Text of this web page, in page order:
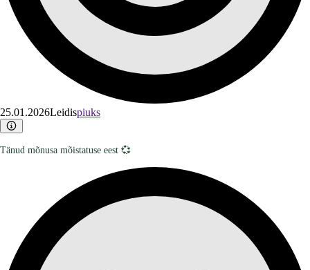
25.01.2026Leidispiuks
Tänud mõnusa mõistatuse eest 💞